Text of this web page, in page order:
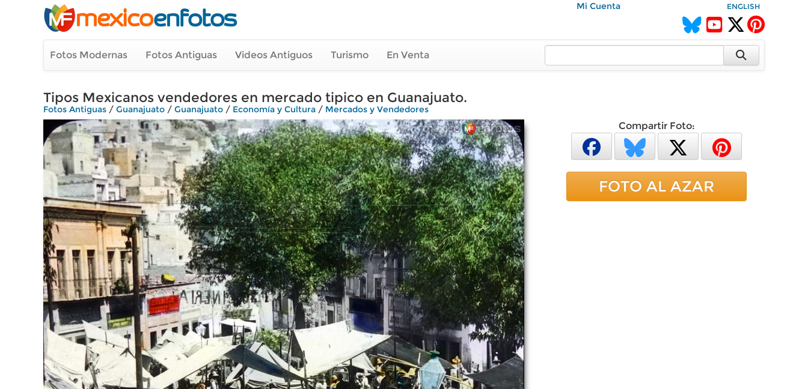
Mi Cuenta ENGLISH
Fotos Modernas Fotos Antiguas Videos Antiguos Turismo En Venta
Tipos Mexicanos vendedores en mercado tipico en Guanajuato.
Fotos Antiguas / Guanajuato / Guanajuato / Economía y Cultura / Mercados y Vendedores
Compartir Foto:
FOTO AL AZAR